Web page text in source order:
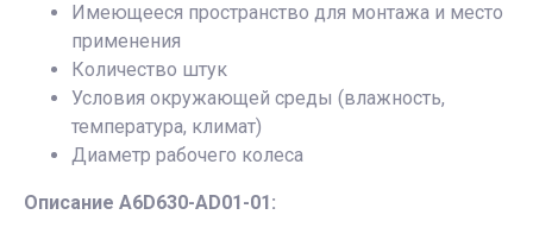
Имеющееся пространство для монтажа и место
применения
Количество штук
Условия окружающей среды (влажность,
температура, климат)
Диаметр рабочего колеса
Описание A6D630-AD01-01: